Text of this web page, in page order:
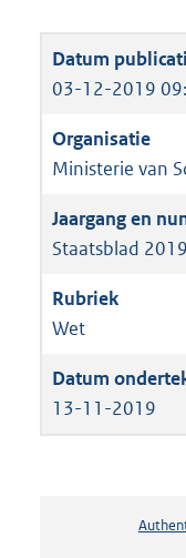
03-12-2019
Ministerie van
Staatsblad
Wet
13-11-2019